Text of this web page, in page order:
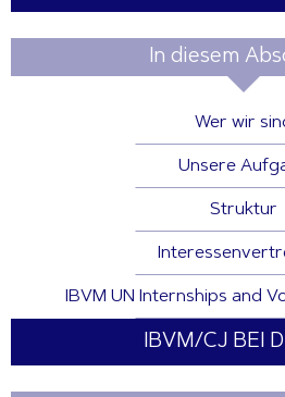
In diesem
Wer wir
Unsere
Struktur
IBVM UN Internships and
IBVM/CJ BEI